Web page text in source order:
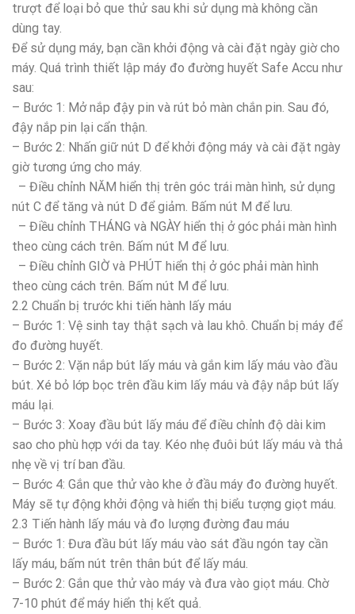
trượt để loại bỏ que thử sau khi sử dụng mà không cần
dùng tay.
Để sử dụng máy, bạn cần khởi động và cài đặt ngày giờ cho
máy. Quá trình thiết lập máy đo đường huyết Safe Accu như
sau:
– Bước 1: Mở nắp đậy pin và rút bỏ màn chắn pin. Sau đó,
đậy nắp pin lại cẩn thận.
– Bước 2: Nhấn giữ nút D để khởi động máy và cài đặt ngày
giờ tương ứng cho máy.
– Điều chỉnh NĂM hiển thị trên góc trái màn hình, sử dụng
nút C để tăng và nút D để giảm. Bấm nút M để lưu.
– Điều chỉnh THÁNG và NGÀY hiển thị ở góc phải màn hình
theo cùng cách trên. Bấm nút M để lưu.
– Điều chỉnh GIỜ và PHÚT hiển thị ở góc phải màn hình
theo cùng cách trên. Bấm nút M để lưu.
2.2 Chuẩn bị trước khi tiến hành lấy máu
– Bước 1: Vệ sinh tay thật sạch và lau khô. Chuẩn bị máy để
đo đường huyết.
– Bước 2: Vặn nắp bút lấy máu và gắn kim lấy máu vào đầu
bút. Xé bỏ lớp bọc trên đầu kim lấy máu và đậy nắp bút lấy
máu lại.
– Bước 3: Xoay đầu bút lấy máu để điều chỉnh độ dài kim
sao cho phù hợp với da tay. Kéo nhẹ đuôi bút lấy máu và thả
nhẹ về vị trí ban đầu.
– Bước 4: Gắn que thử vào khe ở đầu máy đo đường huyết.
Máy sẽ tự động khởi động và hiển thị biểu tượng giọt máu.
2.3 Tiến hành lấy máu và đo lượng đường đau máu
– Bước 1: Đưa đầu bút lấy máu vào sát đầu ngón tay cần
lấy máu, bấm nút trên thân bút để lấy máu.
– Bước 2: Gắn que thử vào máy và đưa vào giọt máu. Chờ
7-10 phút để máy hiển thị kết quả.